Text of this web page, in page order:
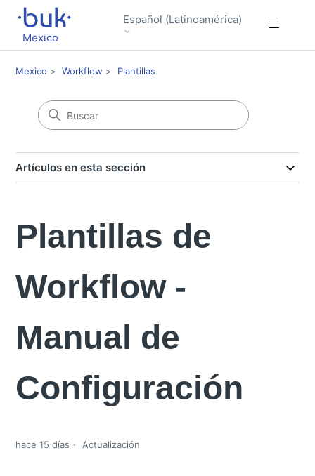
Mexico
Español (Latinoamérica)
Mexico Workflow Plantillas
Artículos en esta sección
Plantillas de
Workflow -
Manual de
Configuración
hace 15 días Actualización